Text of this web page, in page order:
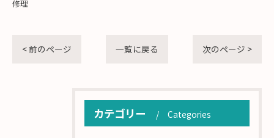
修理
< 前のページ 一覧に戻る 次のページ >
カテゴリー Categories